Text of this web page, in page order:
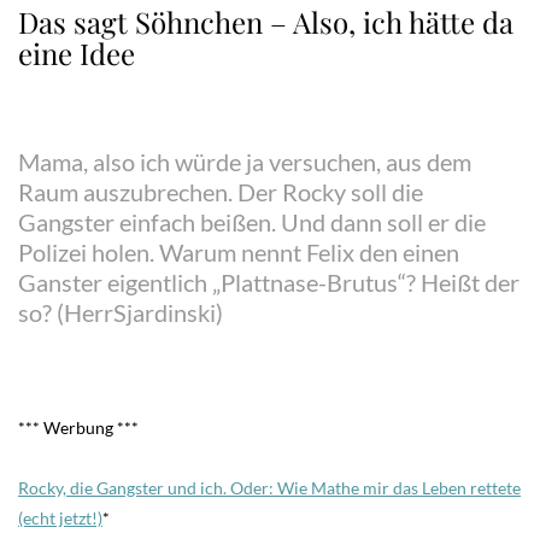
Das sagt Söhnchen – Also, ich hätte da
eine Idee
Mama, also ich würde ja versuchen, aus dem
Raum auszubrechen. Der Rocky soll die
Gangster einfach beißen. Und dann soll er die
Polizei holen. Warum nennt Felix den einen
Ganster eigentlich „Plattnase-Brutus“? Heißt der
so? (HerrSjardinski)
*** Werbung ***
Rocky, die Gangster und ich. Oder: Wie Mathe mir das Leben rettete
(echt jetzt!)*